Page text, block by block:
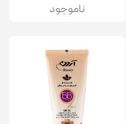
ناموجود